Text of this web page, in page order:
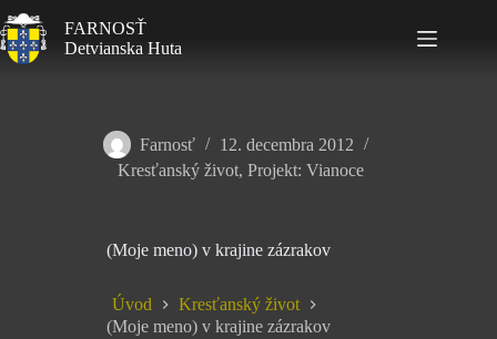
FARNOSŤ
Detvianska Huta
Farnosť
12. decembra 2012
Kresťanský život,Projekt: Vianoce
(Moje meno) v krajine zázrakov
Úvod
Kresťanský život
(Moje meno) v krajine zázrakov